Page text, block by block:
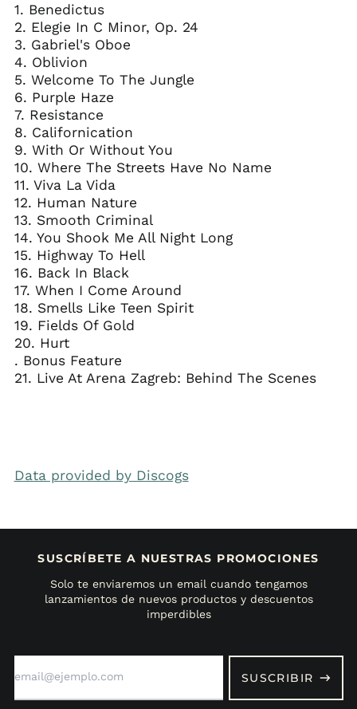
1. Benedictus
2. Elegie In C Minor, Op. 24
3. Gabriel's Oboe
4. Oblivion
5. Welcome To The Jungle
6. Purple Haze
7. Resistance
8. Californication
9. With Or Without You
10. Where The Streets Have No Name
11. Viva La Vida
12. Human Nature
13. Smooth Criminal
14. You Shook Me All Night Long
15. Highway To Hell
16. Back In Black
17. When I Come Around
18. Smells Like Teen Spirit
19. Fields Of Gold
20. Hurt
. Bonus Feature
21. Live At Arena Zagreb: Behind The Scenes
Data provided by Discogs
SUSCRÍBETE A NUESTRAS PROMOCIONES
Solo te enviaremos un email cuando tengamos
lanzamientos de nuevos productos y descuentos
imperdibles
SUSCRIBIR